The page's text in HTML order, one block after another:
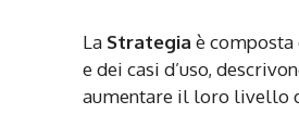
La Strategia è composta
e dei casi d’uso,
aumentare il loro livello